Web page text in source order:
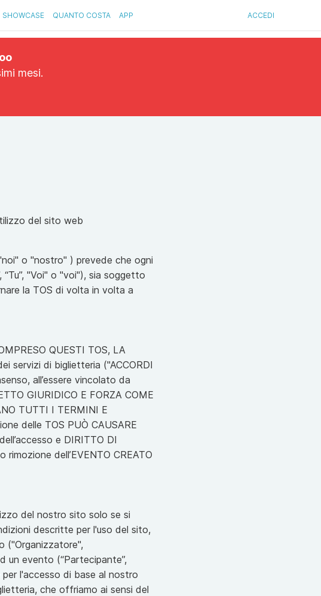
SHOWCASE QUANTO COSTA APP ACCEDI
mesi.
del sito web
o "nostro" ) prevede che ogni
"Voi" o "voi"), sia soggetto
la TOS di volta in volta a
QUESTI TOS, LA
servizi di biglietteria ("ACCORDI
all’essere vincolato da
GIURIDICO E FORZA COME
TUTTI I TERMINI E
delle TOS PUÒ CAUSARE
e DIRITTO DI
dell’EVENTO CREATO
del nostro sito solo se si
descritte per l'uso del sito,
("Organizzatore",
un evento (“Partecipante”,
l'accesso di base al nostro
che offriamo ai sensi del